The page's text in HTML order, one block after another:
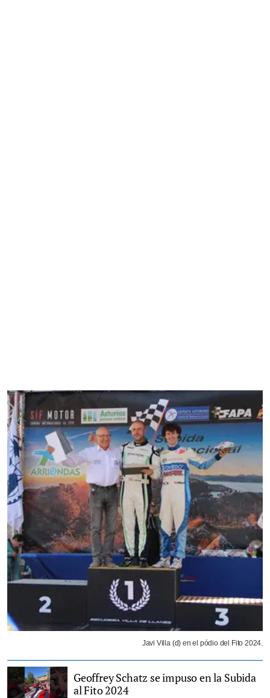
Javi Villa (d) en el pódio del Fito 2024.
Geoffrey Schatz se impuso en la Subida
al Fito 2024